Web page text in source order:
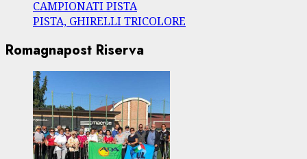
CAMPIONATI PISTA
PISTA, GHIRELLI TRICOLORE
Romagnapost Riserva